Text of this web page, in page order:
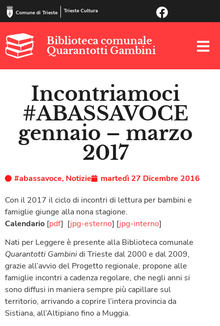
Comune di Trieste Trieste Cultura
Biblioteca comunale
Quarantotti Gambini
Incontriamoci
#ABASSAVOCE
gennaio – marzo
2017
#abassavoce, Notizie
martedì 27 Dicembre 2016
Con il 2017 il ciclo di incontri di lettura per bambini e
famiglie giunge alla nona stagione.
Calendario [pdf] [jpg-esterno] [jpg-interno]
Nati per Leggere è presente alla Biblioteca comunale
Quarantotti Gambinidi Trieste dal 2000 e dal 2009,
grazie all’avvio del Progetto regionale, propone alle
famiglie incontri a cadenza regolare, che negli anni si
sono diffusi in maniera sempre più capillare sul
territorio, arrivando a coprire l’intera provincia da
Sistiana, all’Altipiano fino a Muggia.